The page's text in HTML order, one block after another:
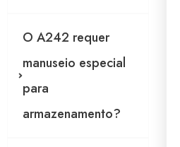
O A242 requer
manuseio especial
para
armazenamento?